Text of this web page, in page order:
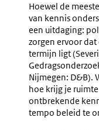
Hoewel de
van kennis
een uitdaging:
zorgen ervoor
termijn ligt
Nijmegen: D&B).
hoe krijg je
ontbrekende
tempo beleid te